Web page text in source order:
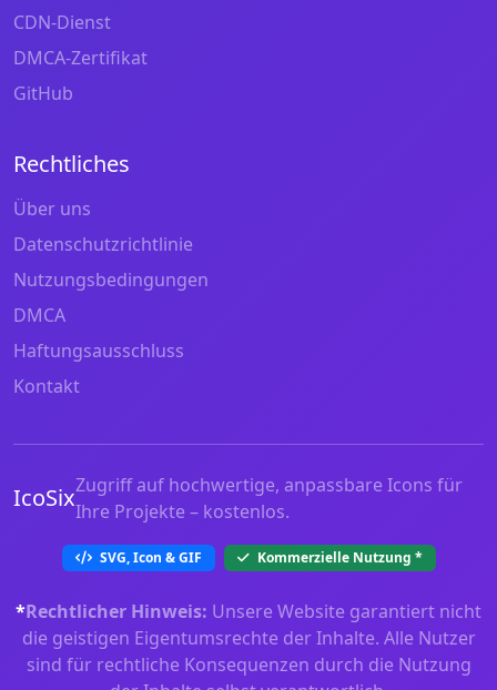
CDN-Dienst
DMCA-Zertifikat
GitHub
Rechtliches
Über uns
Datenschutzrichtlinie
Nutzungsbedingungen
DMCA
Haftungsausschluss
Kontakt
IcoSixZugriff auf hochwertige, anpassbare Icons für
Ihre Projekte – kostenlos.
SVG, Icon & GIF Kommerzielle Nutzung *
*Rechtlicher Hinweis: Unsere Website garantiert nicht
die geistigen Eigentumsrechte der Inhalte. Alle Nutzer
sind für rechtliche Konsequenzen durch die Nutzung